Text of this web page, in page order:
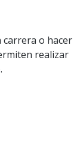
carrera o hacer
realizar